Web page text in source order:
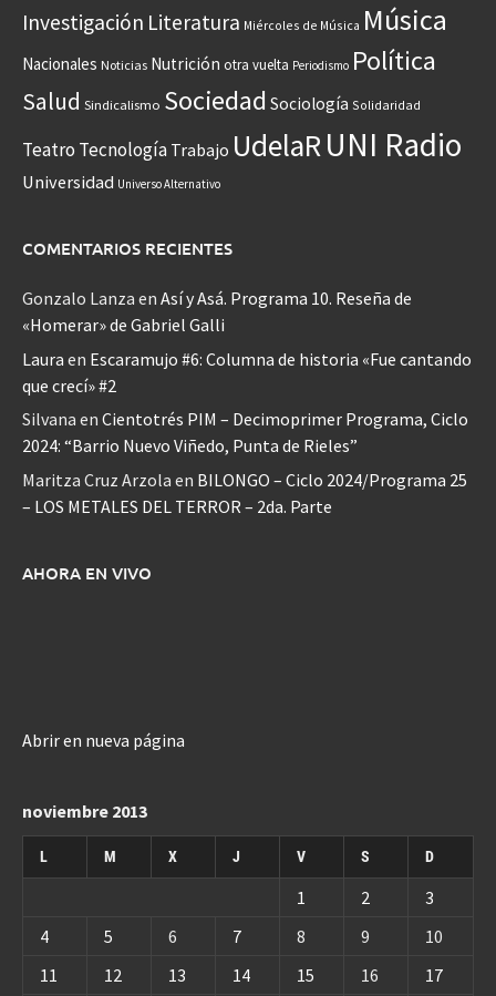
Investigación Literatura Miércoles de Música Música
Nacionales Noticias Nutrición otra vuelta Periodismo Política
Salud Sindicalismo Sociedad Sociología Solidaridad
Teatro Tecnología Trabajo UdelaRUNI Radio
Universidad Universo Alternativo
COMENTARIOS RECIENTES
Gonzalo Lanza en Así y Asá. Programa 10. Reseña de
«Homerar» de Gabriel Galli
Laura en Escaramujo #6: Columna de historia «Fue cantando
que crecí» #2
Silvana en Cientotrés PIM – Decimoprimer Programa, Ciclo
2024: “Barrio Nuevo Viñedo, Punta de Rieles”
Maritza Cruz Arzola en BILONGO – Ciclo 2024/Programa 25
– LOS METALES DEL TERROR – 2da. Parte
AHORA EN VIVO
Abrir en nueva página
noviembre 2013
L M X J V S D
1 2
3
4
5 6 7 8 9
10
11
12 13 14 15 16 17